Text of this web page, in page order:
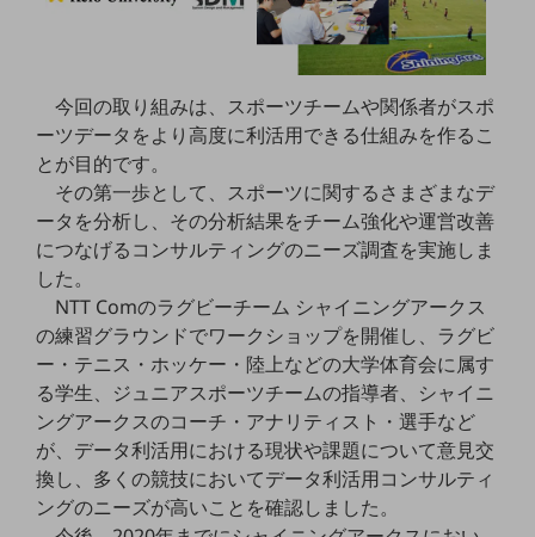
ビジネスお役立ち情報
旬な話題やお役立ち資料などDXの課題を
新着記事
お役立ち資料ダウンロード
トレンド記事特集
IT用語集
中堅中小企業向け
サービス・ソリューション
課題やニーズに合ったサービスをご紹介し、
中堅中小企業のビジネスをサポート！
お悩みから見つける
お悩みから見つけるTOP
ネットワーク
モバイル・音声
バックオフィス
リモート・ハイブリッドワーク
今回の取り組みは、スポーツチームや関係者がスポ
ーツデータをより高度に利活用できる仕組みを作るこ
とが目的です。
その第一歩として、スポーツに関するさまざまなデ
ータを分析し、その分析結果をチーム強化や運営改善
につなげるコンサルティングのニーズ調査を実施しま
した。
NTT Comのラグビーチーム シャイニングアークス
の練習グラウンドでワークショップを開催し、ラグビ
ー・テニス・ホッケー・陸上などの大学体育会に属す
る学生、ジュニアスポーツチームの指導者、シャイニ
ングアークスのコーチ・アナリティスト・選手など
が、データ利活用における現状や課題について意見交
換し、多くの競技においてデータ利活用コンサルティ
ングのニーズが高いことを確認しました。